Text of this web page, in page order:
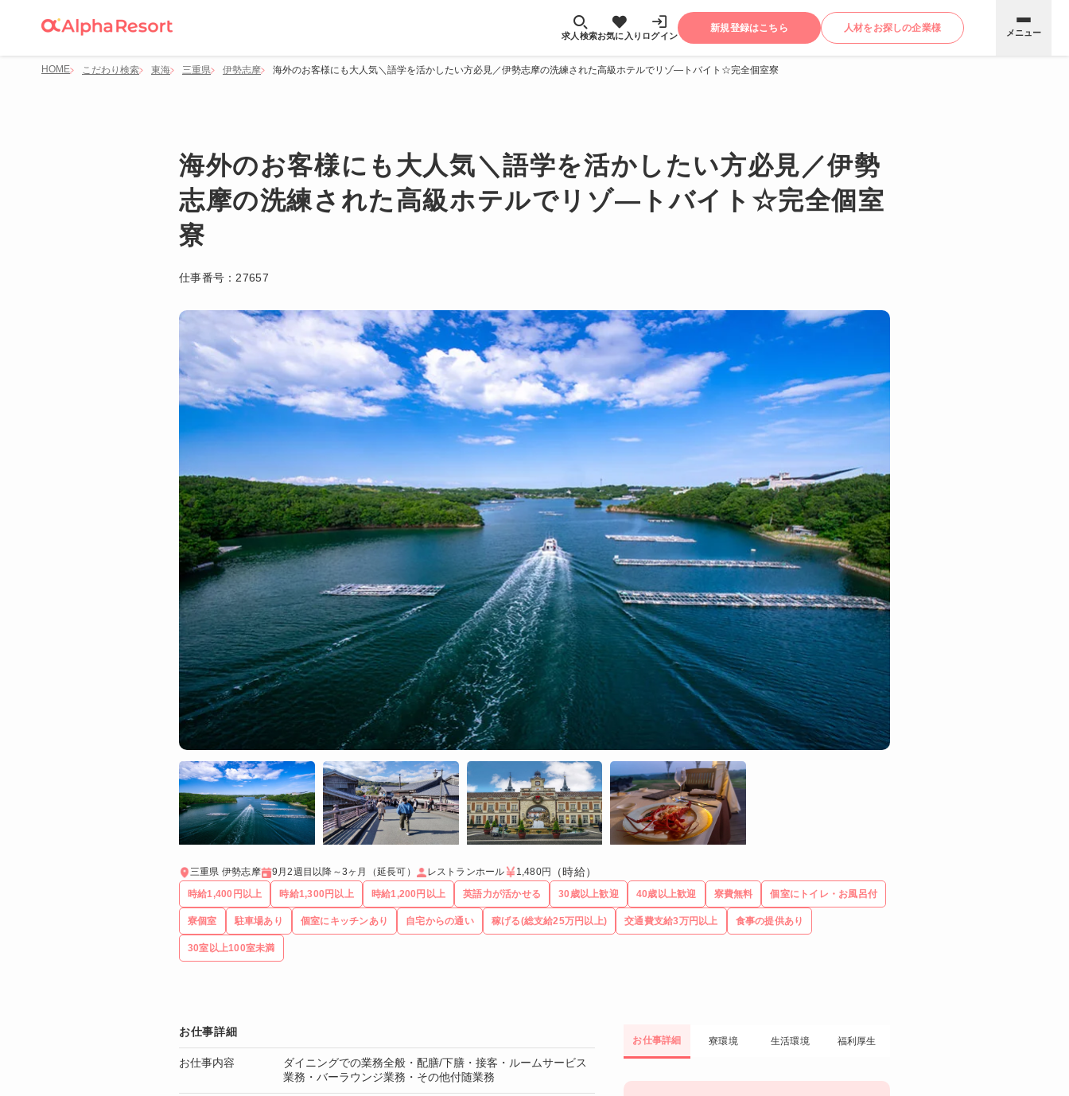
求人検索お気に入り ログイン
新規登録はこちら 人材をお探しの企業様 メニュー
HOME こだわり検索 東海 三重県 伊勢志摩 海外のお客様にも大人気＼語学を活かしたい方必見／伊勢志摩の洗練された高級ホテルでリゾ―トバイト☆完全個室寮
海外のお客様にも大人気＼語学を活かしたい方必見／伊勢
志摩の洗練された高級ホテルでリゾ―トバイト☆完全個室
寮
仕事番号： 27657
三重県 伊勢志摩 9月2週目以降～3ヶ月（延長可） レストランホール 1,480円 （時給）
時給1,400円以上 時給1,300円以上 時給1,200円以上 英語力が活かせる 30歳以上歓迎 40歳以上歓迎 寮費無料 個室にトイレ・お風呂付
寮個室 駐車場あり 個室にキッチンあり 自宅からの通い 稼げる(総支給25万円以上) 交通費支給3万円以上 食事の提供あり
30室以上100室未満
お仕事詳細 寮環境 生活環境 福利厚生
お仕事詳細
お仕事内容
ダイニングでの業務全般・配膳/下膳・接客・ルームサービス
業務・バーラウンジ業務・その他付随業務